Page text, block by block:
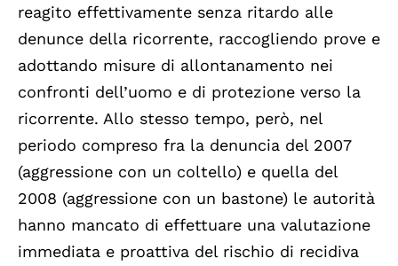
reagito effettivamente senza ritardo alle
denunce della ricorrente, raccogliendo prove e
adottando misure di allontanamento nei
confronti dell’uomo e di protezione verso la
ricorrente. Allo stesso tempo, però, nel
periodo compreso fra la denuncia del 2007
(aggressione con un coltello) e quella del
2008 (aggressione con un bastone) le autorità
hanno mancato di effettuare una valutazione
immediata e proattiva del rischio di recidiva